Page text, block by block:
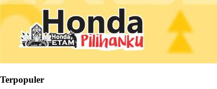
Terpopuler